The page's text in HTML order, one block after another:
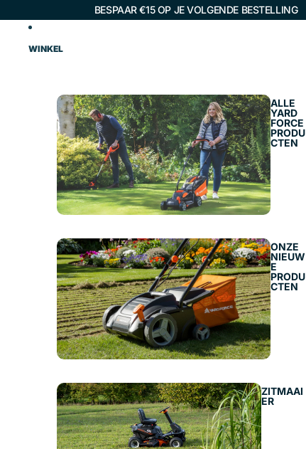
BESPAAR €15 OP JE VOLGENDE BESTELLING
WINKEL
ALLE
YARD
FORCE
PRODU
CTEN
ONZE
NIEUW
E
PRODU
CTEN
ZITMAAI
ER